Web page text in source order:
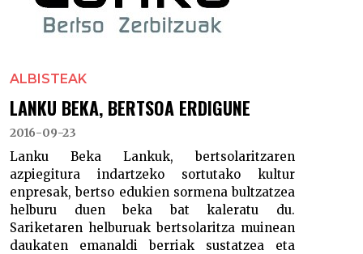
ALBISTEAK
LANKU BEKA, BERTSOA ERDIGUNE
2016-09-23
Lanku Beka Lankuk, bertsolaritzaren
azpiegitura indartzeko sortutako kultur
enpresak, bertso edukien sormena bultzatzea
helburu duen beka bat kaleratu du.
Sariketaren helburuak bertsolaritza muinean
daukaten emanaldi berriak sustatzea eta